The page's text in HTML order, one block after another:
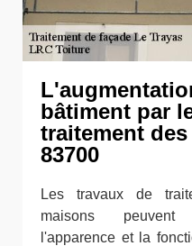
bâtiment par
traitement
83700
Les travaux de
maisons peuvent
l'apparence et la